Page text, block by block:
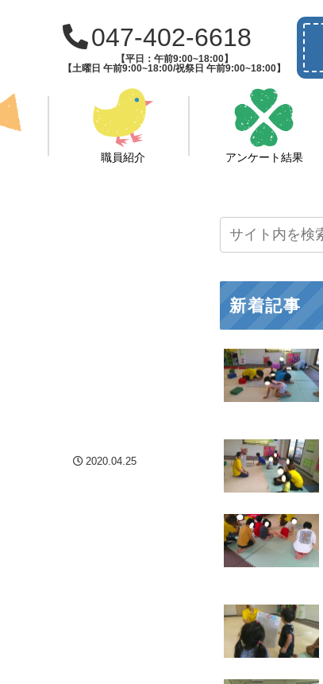
047-402-6618
【平日：午前9:00~18:00】
【土曜日 午前9:00~18:00/祝祭日 午前9:00~18:00】
職員紹介 アンケート結果
2020.04.25
新着記事